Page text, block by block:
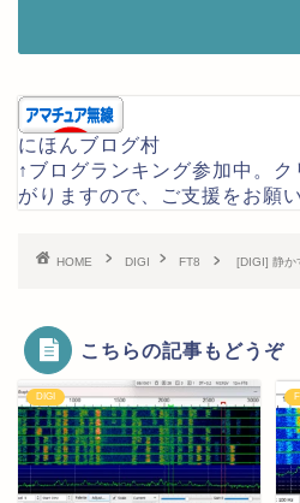
にほんブログ村
↑ブログランキング参加中。
がりますので、ご支援をお願
HOME DIGI FT8 [DIGI] 静か
こちらの記事もどうぞ
DIGI